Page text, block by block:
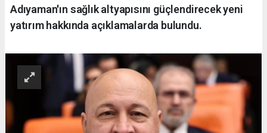
Adıyaman'ın sağlık altyapısını güçlendirecek yeni
yatırım hakkında açıklamalarda bulundu.